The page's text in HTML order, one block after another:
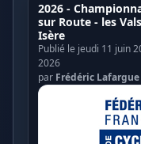
2026 -
sur Route - les
Isère
Publié le jeudi 11 juin
2026
par Frédéric Lafargue